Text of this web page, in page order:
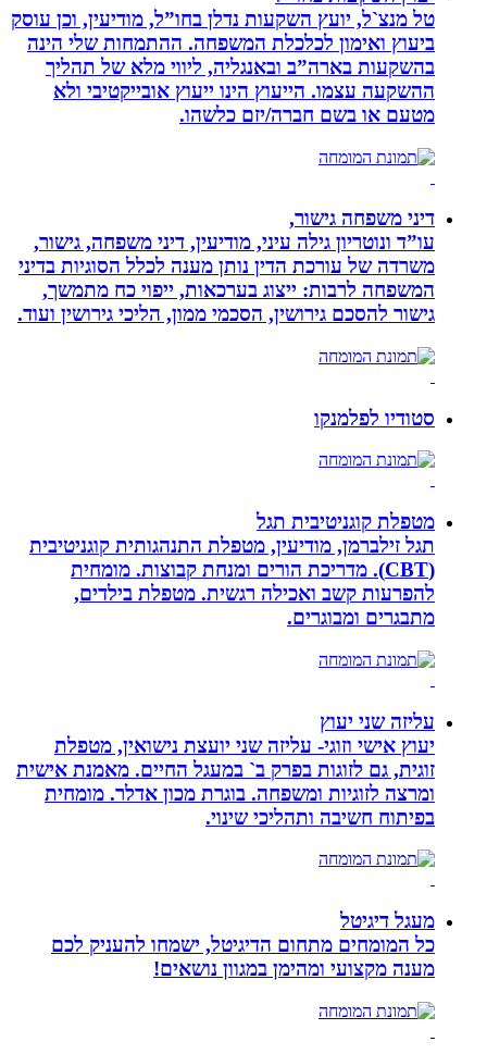
טל מנצ`ל, יועץ השקעות נדלן בחו”ל, מודיעין, וכן עוסק
ביעוץ ואימון לכלכלת המשפחה. ההתמחות שלי הינה
בהשקעות בארה”ב ובאנגליה, ליווי מלא של תהליך
ההשקעה עצמו. הייעוץ הינו ייעוץ אובייקטיבי ולא
מטעם או בשם חברה/יזם כלשהו.
דיני משפחה גישור,
עו”ד ונוטריון גילה עיני, מודיעין, דיני משפחה, גישור,
משרדה של עורכת הדין נותן מענה לכלל הסוגיות בדיני
המשפחה לרבות: ייצוג בערכאות, ייפוי כח מתמשך,
גישור להסכם גירושין, הסכמי ממון, הליכי גירושין ועוד.
סטודיו לפלמנקו
מטפלת קוגניטיבית תגל
תגל זילברמן, מודיעין, מטפלת התנהגותית קוגניטיבית
(CBT). מדריכת הורים ומנחת קבוצות. מומחית
להפרעות קשב ואכילה רגשית. מטפלת בילדים,
מתבגרים ומבוגרים.
עליזה שני יעוץ
יעוץ אישי וזוגי- עליזה שני יועצת נישואין, מטפלת
זוגית, גם לזוגות בפרק ב` במעגל החיים. מאמנת אישית
ומרצה לזוגיות ומשפחה. בוגרת מכון אדלר. מומחית
בפיתוח חשיבה ותהליכי שינוי.
מעגל דיגיטל
כל המומחים מתחום הדיגיטל, ישמחו להעניק לכם
מענה מקצועי ומהימן במגוון נושאים!